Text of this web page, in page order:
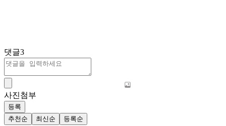
댓글3
사진첨부
등록
추천순
최신순 등록순